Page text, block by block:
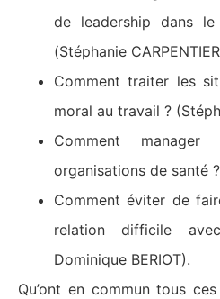
de leadership dans
(Stéphanie
Comment traiter les
moral au travail ?
Comment
organisations de santé
Comment éviter de
relation difficile
Dominique BERIOT).
Qu’ont en commun tous